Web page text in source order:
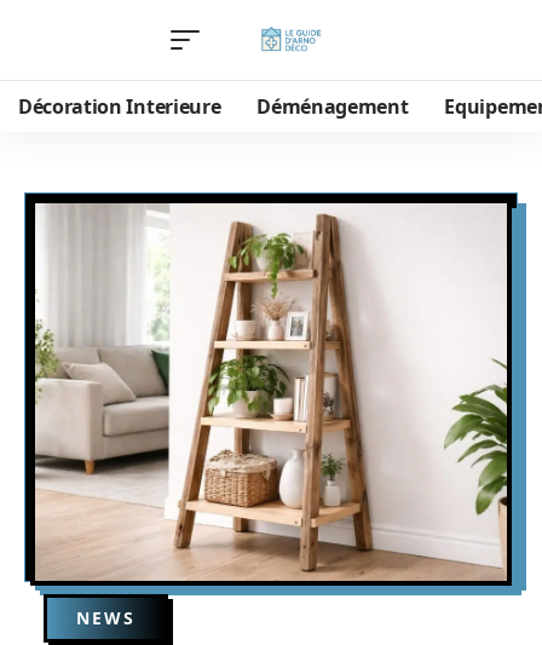
Décoration Interieure Déménagement
NEWS